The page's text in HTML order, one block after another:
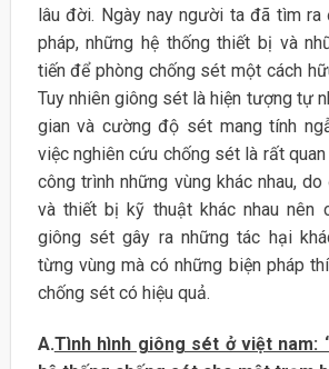
lâu đời. Ngày nay người ta đã tìm ra
pháp, những hệ thống thiết bị và
tiến để phòng chống sét một cách
Tuy nhiên giông sét là hiện tượng tự
gian và cường độ sét mang tính
việc nghiên cứu chống sét là rất
công trình những vùng khác nhau,
và thiết bị kỹ thuật khác nhau nên
giông sét gây ra những tác hại
từng vùng mà có những biện pháp
chống sét có hiệu quả.
A.Tình hình giông sét ở việt nam: